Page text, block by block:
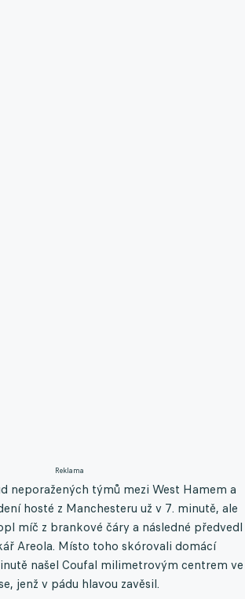
Reklama
neporažených týmů mezi West Hamem a
hosté z Manchesteru už v 7. minutě, ale
míč z brankové čáry a následné předvedl
Areola. Místo toho skórovali domácí
našel Coufal milimetrovým centrem ve
jenž v pádu hlavou zavěsil.